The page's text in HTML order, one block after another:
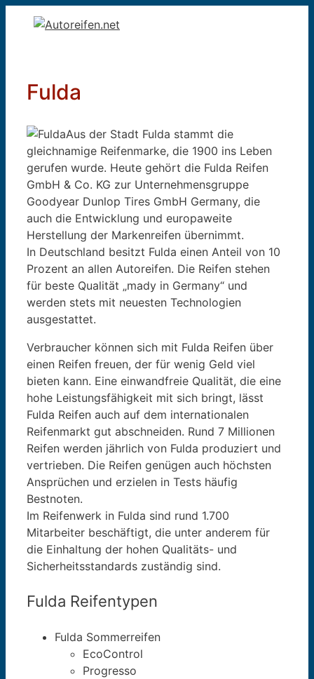
Fulda
Aus der Stadt Fulda stammt die
gleichnamige Reifenmarke, die 1900 ins Leben
gerufen wurde. Heute gehört die Fulda Reifen
GmbH & Co. KG zur Unternehmensgruppe
Goodyear Dunlop Tires GmbH Germany, die
auch die Entwicklung und europaweite
Herstellung der Markenreifen übernimmt.
In Deutschland besitzt Fulda einen Anteil von 10
Prozent an allen Autoreifen. Die Reifen stehen
für beste Qualität „mady in Germany“ und
werden stets mit neuesten Technologien
ausgestattet.
Verbraucher können sich mit Fulda Reifen über
einen Reifen freuen, der für wenig Geld viel
bieten kann. Eine einwandfreie Qualität, die eine
hohe Leistungsfähigkeit mit sich bringt, lässt
Fulda Reifen auch auf dem internationalen
Reifenmarkt gut abschneiden. Rund 7 Millionen
Reifen werden jährlich von Fulda produziert und
vertrieben. Die Reifen genügen auch höchsten
Ansprüchen und erzielen in Tests häufig
Bestnoten.
Im Reifenwerk in Fulda sind rund 1.700
Mitarbeiter beschäftigt, die unter anderem für
die Einhaltung der hohen Qualitäts- und
Sicherheitsstandards zuständig sind.
Fulda Reifentypen
Fulda Sommerreifen
EcoControl
Progresso